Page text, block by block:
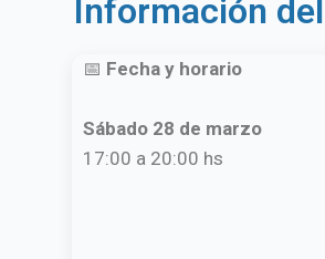
Información
📅 Fecha y horario
Sábado 28 de marzo
17:00 a 20:00 hs